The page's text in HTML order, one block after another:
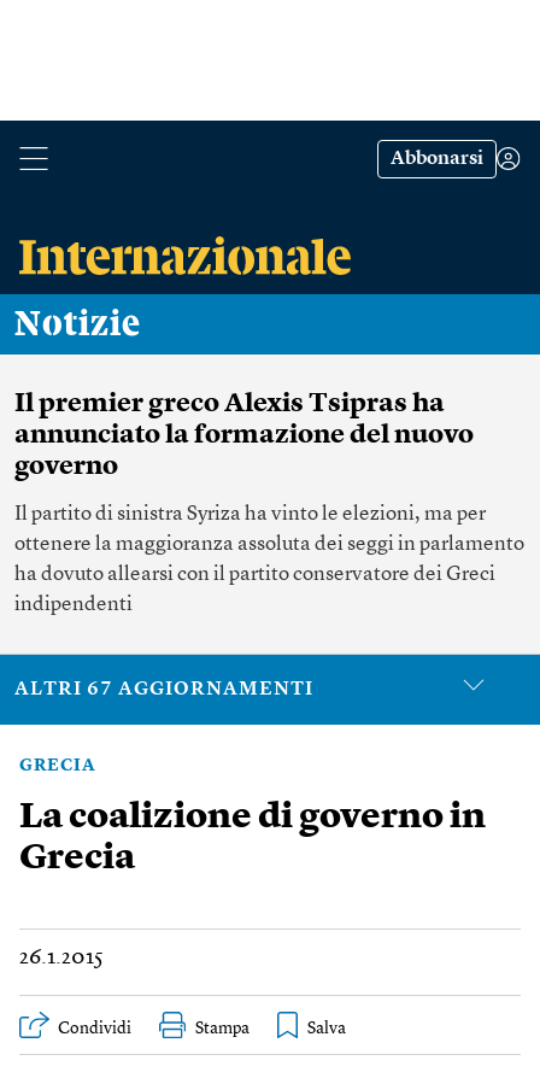
Abbonarsi
Notizie
Il premier greco Alexis Tsipras ha
annunciato la formazione del nuovo
governo
Il partito di sinistra Syriza ha vinto le elezioni, ma per
ottenere la maggioranza assoluta dei seggi in parlamento
ha dovuto allearsi con il partito conservatore dei Greci
indipendenti
ALTRI 67 AGGIORNAMENTI
GRECIA
La coalizione di governo in
Grecia
26.1.2015
Condividi Stampa